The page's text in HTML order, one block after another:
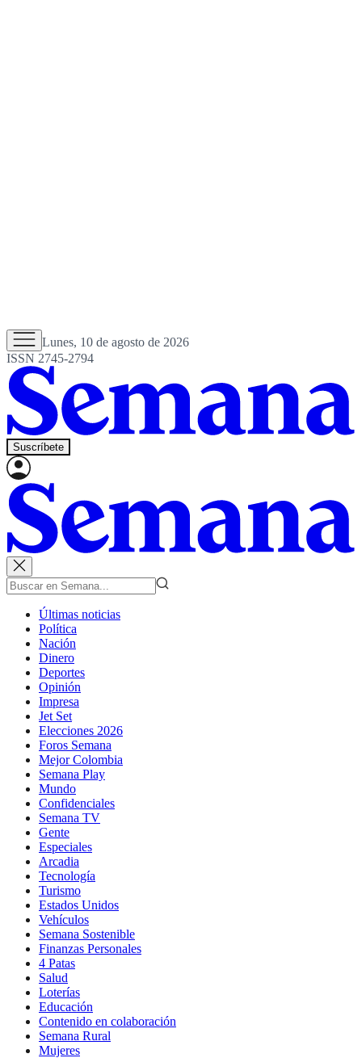
Lunes, 10 de agosto de 2026
ISSN 2745-2794
Suscríbete
Últimas noticias
Política
Nación
Dinero
Deportes
Opinión
Impresa
Jet Set
Elecciones 2026
Foros Semana
Mejor Colombia
Semana Play
Mundo
Confidenciales
Semana TV
Gente
Especiales
Arcadia
Tecnología
Turismo
Estados Unidos
Vehículos
Semana Sostenible
Finanzas Personales
4 Patas
Salud
Loterías
Educación
Contenido en colaboración
Semana Rural
Mujeres